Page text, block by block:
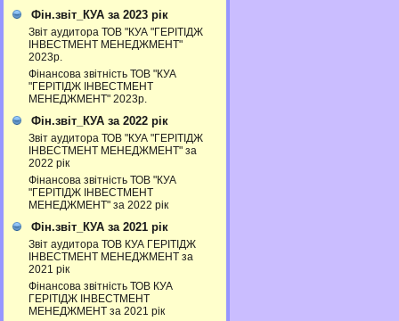
Фін.звіт_КУА за 2023 рік
Звіт аудитора ТОВ "КУА "ГЕРІТІДЖ
ІНВЕСТМЕНТ МЕНЕДЖМЕНТ"
2023р.
Фінансова звітність ТОВ "КУА
"ГЕРІТІДЖ ІНВЕСТМЕНТ
МЕНЕДЖМЕНТ" 2023р.
Фін.звіт_КУА за 2022 рік
Звіт аудитора ТОВ "КУА "ГЕРІТІДЖ
ІНВЕСТМЕНТ МЕНЕДЖМЕНТ" за
2022 рік
Фінансова звітність ТОВ "КУА
"ГЕРІТІДЖ ІНВЕСТМЕНТ
МЕНЕДЖМЕНТ" за 2022 рік
Фін.звіт_КУА за 2021 рік
Звіт аудитора ТОВ КУА ГЕРІТІДЖ
ІНВЕСТМЕНТ МЕНЕДЖМЕНТ за
2021 рік
Фінансова звітність ТОВ КУА
ГЕРІТІДЖ ІНВЕСТМЕНТ
МЕНЕДЖМЕНТ за 2021 рік